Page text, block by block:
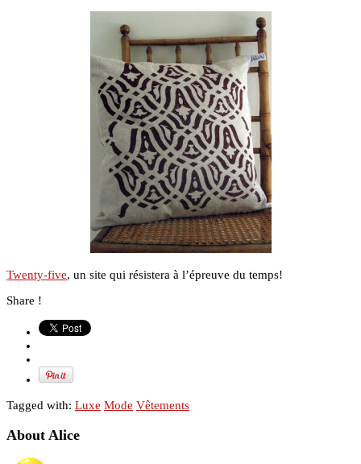
Twenty-five, un site qui résistera à l’épreuve du temps!
Share !
Tagged with: Luxe Mode Vêtements
About Alice